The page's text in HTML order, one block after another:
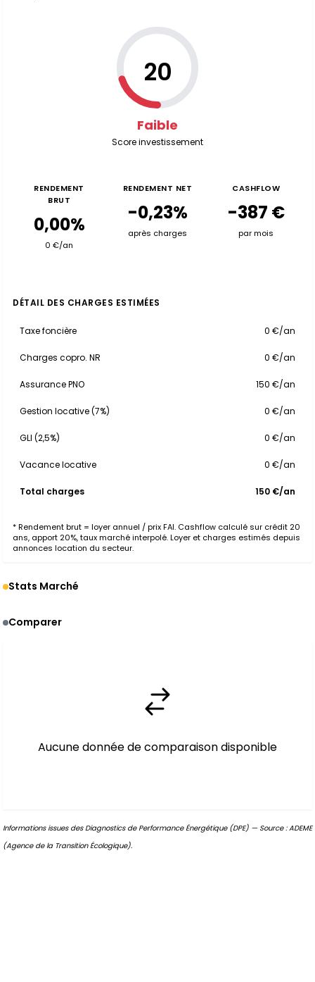
20
Faible
Score investissement
RENDEMENT
BRUT
0,00%
0 €/an
RENDEMENT NET
-0,23%
après charges
CASHFLOW
-387 €
par mois
DÉTAIL DES CHARGES ESTIMÉES
Taxe foncière 0 €/an
Charges copro. NR 0 €/an
Assurance PNO 150 €/an
Gestion locative (7%) 0 €/an
GLI (2,5%) 0 €/an
Vacance locative 0 €/an
Total charges 150 €/an
* Rendement brut = loyer annuel / prix FAI. Cashflow calculé sur crédit 20
ans, apport 20%, taux marché interpolé. Loyer et charges estimés depuis
annonces location du secteur.
Stats Marché
Comparer
Aucune donnée de comparaison disponible
Informations issues des Diagnostics de Performance Énergétique (DPE) — Source : ADEME
(Agence de la Transition Écologique).